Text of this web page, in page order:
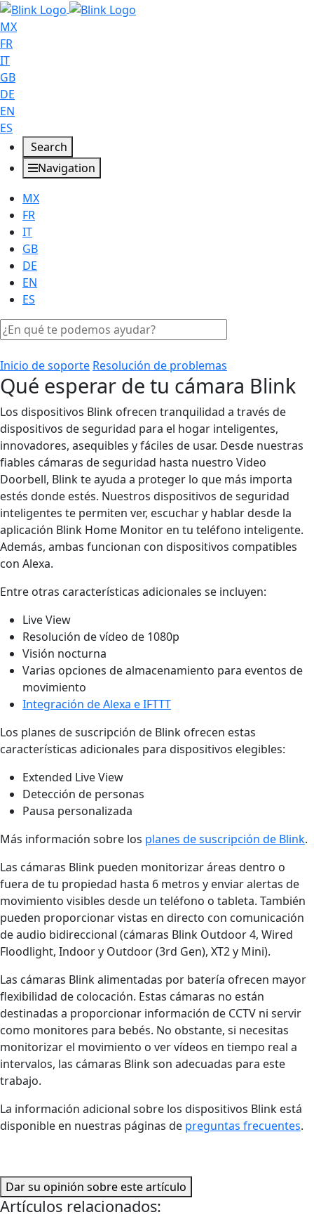
MX
FR
IT
GB
DE
EN
ES
Search
Navigation
MX
FR
IT
GB
DE
EN
ES
Inicio de soporte Resolución de problemas
Qué esperar de tu cámara Blink
Los dispositivos Blink ofrecen tranquilidad a través de
dispositivos de seguridad para el hogar inteligentes,
innovadores, asequibles y fáciles de usar. Desde nuestras
fiables cámaras de seguridad hasta nuestro Video
Doorbell, Blink te ayuda a proteger lo que más importa
estés donde estés. Nuestros dispositivos de seguridad
inteligentes te permiten ver, escuchar y hablar desde la
aplicación Blink Home Monitor en tu teléfono inteligente.
Además, ambas funcionan con dispositivos compatibles
con Alexa.
Entre otras características adicionales se incluyen:
Live View
Resolución de vídeo de 1080p
Visión nocturna
Varias opciones de almacenamiento para eventos de
movimiento
Integración de Alexa e IFTTT
Los planes de suscripción de Blink ofrecen estas
características adicionales para dispositivos elegibles:
Extended Live View
Detección de personas
Pausa personalizada
Más información sobre los planes de suscripción de Blink.
Las cámaras Blink pueden monitorizar áreas dentro o
fuera de tu propiedad hasta 6 metros y enviar alertas de
movimiento visibles desde un teléfono o tableta. También
pueden proporcionar vistas en directo con comunicación
de audio bidireccional (cámaras Blink Outdoor 4, Wired
Floodlight, Indoor y Outdoor (3rd Gen), XT2 y Mini).
Las cámaras Blink alimentadas por batería ofrecen mayor
flexibilidad de colocación. Estas cámaras no están
destinadas a proporcionar información de CCTV ni servir
como monitores para bebés. No obstante, si necesitas
monitorizar el movimiento o ver vídeos en tiempo real a
intervalos, las cámaras Blink son adecuadas para este
trabajo.
La información adicional sobre los dispositivos Blink está
disponible en nuestras páginas de preguntas frecuentes.
Dar su opinión sobre este artículo
Artículos relacionados: